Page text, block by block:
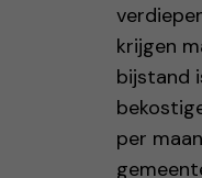
krijgen
bijstand
per